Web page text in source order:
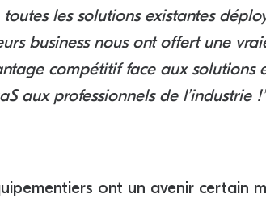
les solutions existantes
business nous ont offert une
compétitif face aux solutions
aux professionnels de l’industrie
ont un avenir certain